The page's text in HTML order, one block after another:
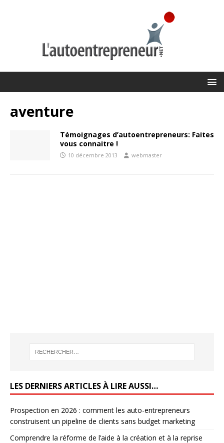
aventure
Témoignages d’autoentrepreneurs: Faites
vous connaitre !
10 décembre 2013 webmaster
LES DERNIERS ARTICLES À LIRE AUSSI…
Prospection en 2026 : comment les auto-entrepreneurs
construisent un pipeline de clients sans budget marketing
Comprendre la réforme de l’aide à la création et à la reprise